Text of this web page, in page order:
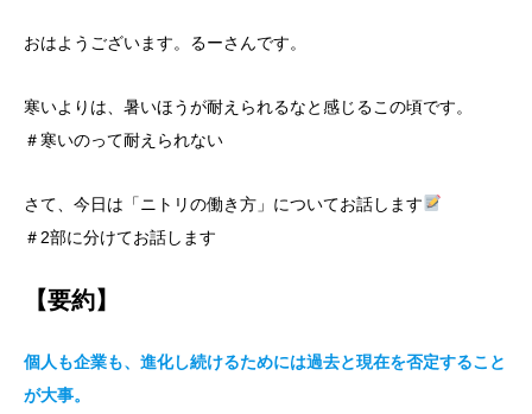
おはようございます。るーさんです。
寒いよりは、暑いほうが耐えられるなと感じるこの頃です。
＃寒いのって耐えられない
さて、今日は「ニトリの働き方」についてお話します
＃2部に分けてお話します
【要約】
個人も企業も、進化し続けるためには過去と現在を否定すること
が大事。